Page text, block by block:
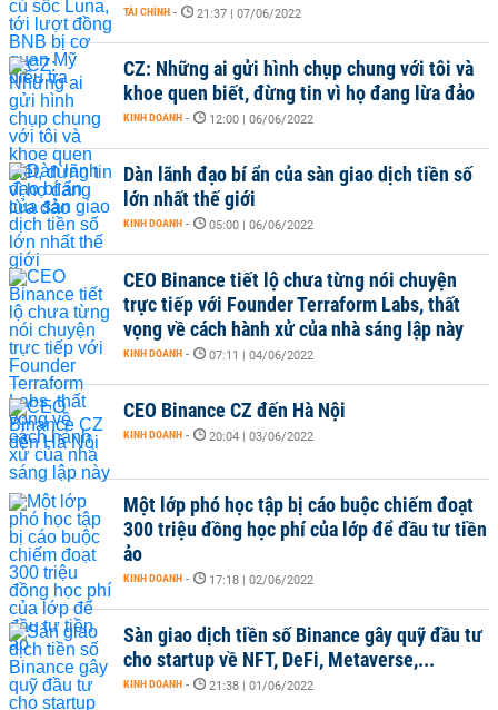
TÀI CHÍNH - 21:37 | 07/06/2022
CZ: Những ai gửi hình chụp chung với tôi và
khoe quen biết, đừng tin vì họ đang lừa đảo
KINH DOANH - 12:00 | 06/06/2022
Dàn lãnh đạo bí ẩn của sàn giao dịch tiền số
lớn nhất thế giới
KINH DOANH - 05:00 | 06/06/2022
CEO Binance tiết lộ chưa từng nói chuyện
trực tiếp với Founder Terraform Labs, thất
vọng về cách hành xử của nhà sáng lập này
KINH DOANH - 07:11 | 04/06/2022
CEO Binance CZ đến Hà Nội
KINH DOANH - 20:04 | 03/06/2022
Một lớp phó học tập bị cáo buộc chiếm đoạt
300 triệu đồng học phí của lớp để đầu tư tiền
ảo
KINH DOANH - 17:18 | 02/06/2022
Sàn giao dịch tiền số Binance gây quỹ đầu tư
cho startup về NFT, DeFi, Metaverse,...
KINH DOANH - 21:38 | 01/06/2022